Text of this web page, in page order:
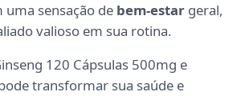
sensação de bem-estar geral,
valioso em sua rotina.
120 Cápsulas 500mg e
transformar sua saúde e